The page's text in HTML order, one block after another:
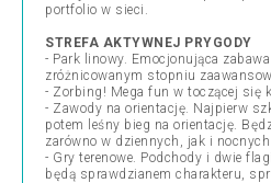
portfolio w sieci.
STREFA AKTYWNEJ PRYGODY
- Park linowy. Emocjonująca
zróżnicowanym stopniu
- Zorbing! Mega fun w toczącej się
- Zawody na orientację. Najpierw
potem leśny bieg na orientację.
zarówno w dziennych, jak i
- Gry terenowe. Podchody i dwie
będą sprawdzianem charakteru,